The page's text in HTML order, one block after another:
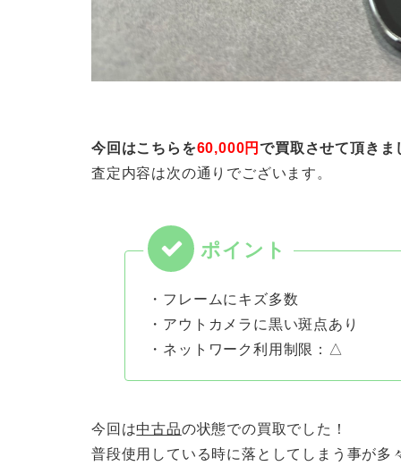
今回はこちらを60,000円で買取させて頂きま
査定内容は次の通りでございます。
・フレームにキズ多数
・アウトカメラに黒い斑点あり
・ネットワーク利用制限：△
今回は中古品の状態での買取でした！
普段使用している時に落としてしまう事が